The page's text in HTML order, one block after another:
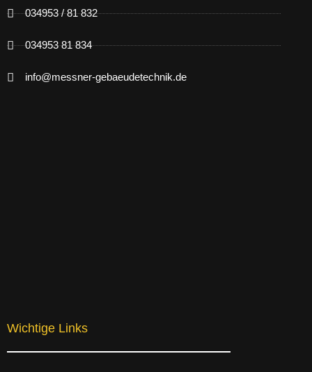
034953 / 81 832
034953 81 834
info@messner-gebaeudetechnik.de
Wichtige Links